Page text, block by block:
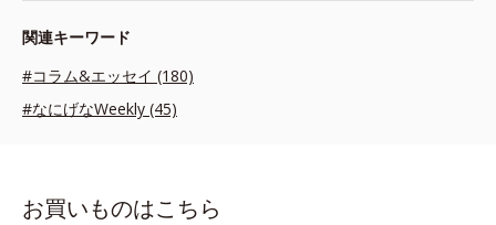
関連キーワード
#コラム&エッセイ (180)
#なにげなWeekly (45)
お買いものはこちら